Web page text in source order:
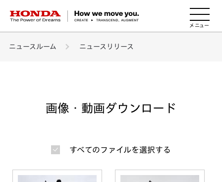
HONDA The Power of Dreams
ニュースルーム ニュースリリース
画像・動画ダウンロード
すべてのファイルを選択する